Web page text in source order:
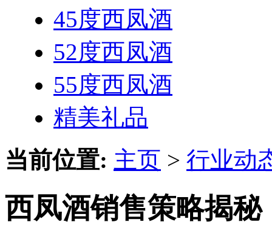
45度西凤酒
52度西凤酒
55度西凤酒
精美礼品
当前位置: 主页 > 行业动
西凤酒销售策略揭